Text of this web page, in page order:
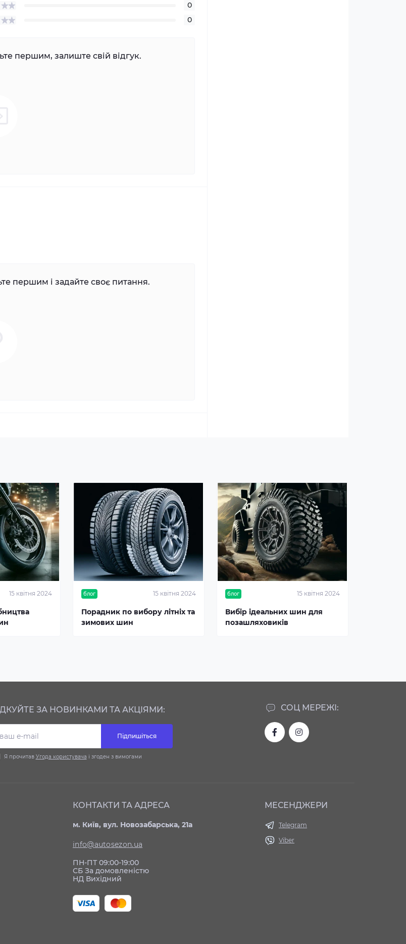
0
0
першим, залиште свій відгук.
першим і задайте своє питання.
15 квітня 2024 блог 15 квітня 2024
Порадник по вибору літніх та
зимових шин
блог 15 квітня 2024
Вибір ідеальних шин для
позашляховиків
СОЦ МЕРЕЖІ:
ЗА НОВИНКАМИ ТА АКЦІЯМИ:
Підпишіться
Я прочитав Угода користувача і згоден з вимогами
КОНТАКТИ ТА АДРЕСА
м. Київ, вул. Новозабарська, 21а
info@autosezon.ua
ПН-ПТ 09:00-19:00
СБ За домовленістю
НД Вихідний
МЕСЕНДЖЕРИ
Telegram
Viber